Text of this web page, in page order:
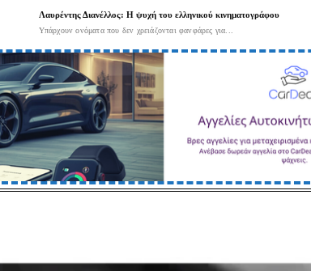
Λαυρέντης Διανέλλος: Η ψυχή του ελληνικού κινηματογράφου
Υπάρχουν ονόματα που δεν χρειάζονται φανφάρες για...